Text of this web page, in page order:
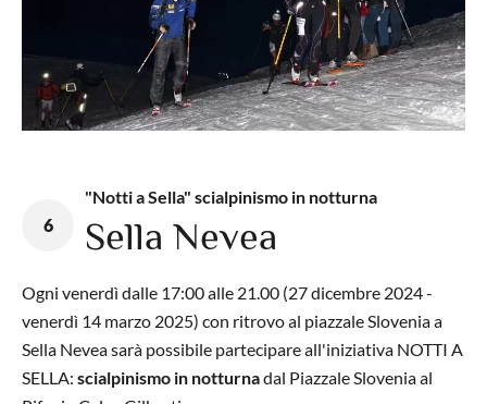
6
"Notti a Sella" scialpinismo in notturna
Sella Nevea
Ogni venerdì dalle 17:00 alle 21.00 (27 dicembre 2024 -
venerdì 14 marzo 2025) con ritrovo al piazzale Slovenia a
Sella Nevea sarà possibile partecipare all'iniziativa NOTTI A
SELLA: scialpinismo in notturnadal Piazzale Slovenia al